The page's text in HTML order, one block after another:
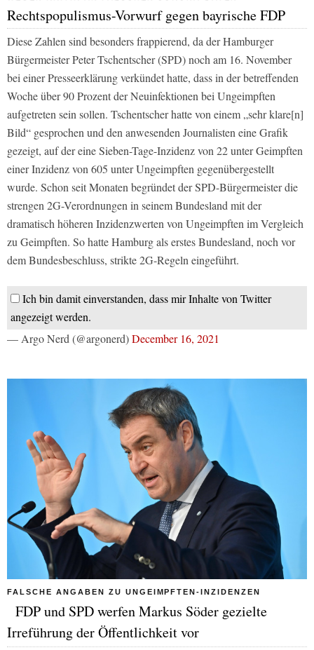
Rechtspopulismus-Vorwurf gegen bayrische FDP
Diese Zahlen sind besonders frappierend, da der Hamburger
Bürgermeister Peter Tschentscher (SPD) noch am 16. November
bei einer Presseerklärung verkündet hatte, dass in der betreffenden
Woche über 90 Prozent der Neuinfektionen bei Ungeimpften
aufgetreten sein sollen. Tschentscher hatte von einem „sehr klare[n]
Bild“ gesprochen und den anwesenden Journalisten eine Grafik
gezeigt, auf der eine Sieben-Tage-Inzidenz von 22 unter Geimpften
einer Inzidenz von 605 unter Ungeimpften gegenübergestellt
wurde. Schon seit Monaten begründet der SPD-Bürgermeister die
strengen 2G-Verordnungen in seinem Bundesland mit der
dramatisch höheren Inzidenzwerten von Ungeimpften im Vergleich
zu Geimpften. So hatte Hamburg als erstes Bundesland, noch vor
dem Bundesbeschluss, strikte 2G-Regeln eingeführt.
Ich bin damit einverstanden, dass mir Inhalte von Twitter
angezeigt werden.
— Argo Nerd (@argonerd)December 16, 2021
FALSCHE ANGABEN ZU UNGEIMPFTEN-INZIDENZEN
FDP und SPD werfen Markus Söder gezielte
Irreführung der Öffentlichkeit vor